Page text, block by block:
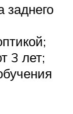
заднего
3 лет;